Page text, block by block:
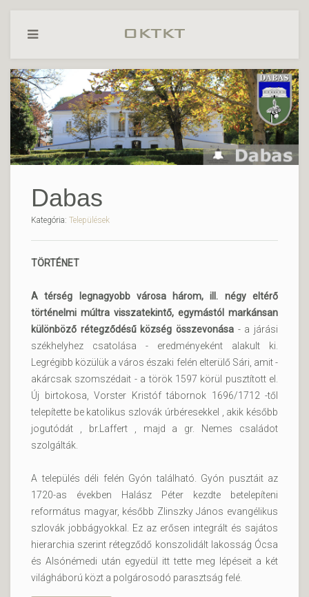
Dabas
Kategória: Települések
TÖRTÉNET
A térség legnagyobb városa három, ill. négy eltérő
történelmi múltra visszatekintő, egymástól markánsan
különböző rétegződésű község összevonása - a járási
székhelyhez csatolása - eredményeként alakult ki.
Legrégibb közülük a város északi felén elterülő Sári, amit -
akárcsak szomszédait - a török 1597 körül pusztított el.
Új birtokosa, Vorster Kristóf tábornok 1696/1712 -től
telepítette be katolikus szlovák úrbéresekkel , akik később
jogutódát , br.Laffert , majd a gr. Nemes családot
szolgálták.
A település déli felén Gyón található. Gyón pusztáit az
1720-as években Halász Péter kezdte betelepíteni
református magyar, később Zlinszky János evangélikus
szlovák jobbágyokkal. Ez az erősen integrált és sajátos
hierarchia szerint rétegződő konszolidált lakosság Ócsa
és Alsónémedi után egyedül itt tette meg lépéseit a két
világháború közt a polgárosodó parasztság felé.